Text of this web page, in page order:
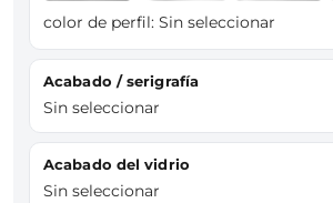
color de perfil: Sin seleccionar
Acabado / serigrafía
Sin seleccionar
Acabado del vidrio
Sin seleccionar